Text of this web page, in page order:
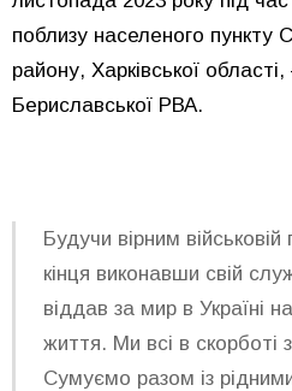
поблизу населеного пункту
району, Харківської
Бериславської РВА.
Будучи вірним військовій
кінця виконавши свій
віддав за мир в Україні
життя. Ми всі в скорботі
Сумуємо разом із